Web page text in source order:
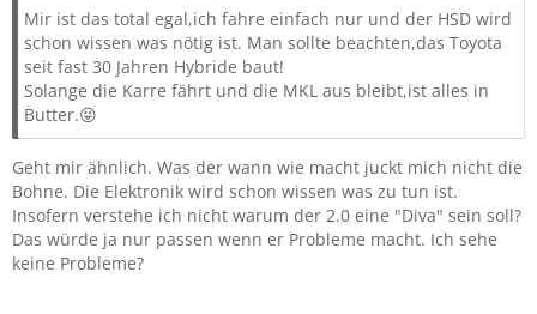
Mir ist das total egal,ich fahre einfach nur und der HSD wird
schon wissen was nötig ist. Man sollte beachten,das Toyota
seit fast 30 Jahren Hybride baut!
Solange die Karre fährt und die MKL aus bleibt,ist alles in
Butter.😜
Geht mir ähnlich. Was der wann wie macht juckt mich nicht die
Bohne. Die Elektronik wird schon wissen was zu tun ist.
Insofern verstehe ich nicht warum der 2.0 eine "Diva" sein soll?
Das würde ja nur passen wenn er Probleme macht. Ich sehe
keine Probleme?